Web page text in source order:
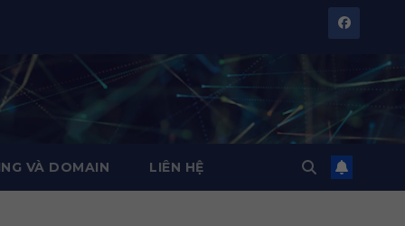
VÀ DOMAIN LIÊN HỆ